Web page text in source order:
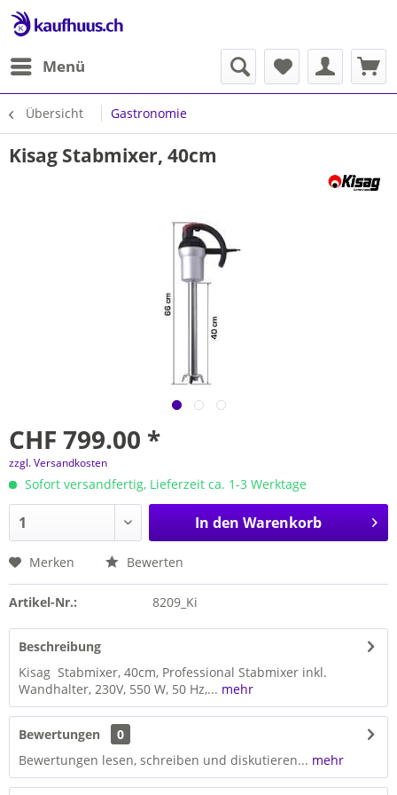
Menü
Übersicht Gastronomie
Kisag Stabmixer, 40cm
CHF 799.00 *
zzgl. Versandkosten
Sofort versandfertig, Lieferzeit ca. 1-3 Werktage
In den Warenkorb
Merken Bewerten
Artikel-Nr.: 8209_Ki
Beschreibung
Kisag Stabmixer, 40cm, Professional Stabmixer inkl.
Wandhalter, 230V, 550 W, 50 Hz,... mehr
Bewertungen
0
Bewertungen lesen, schreiben und diskutieren... mehr